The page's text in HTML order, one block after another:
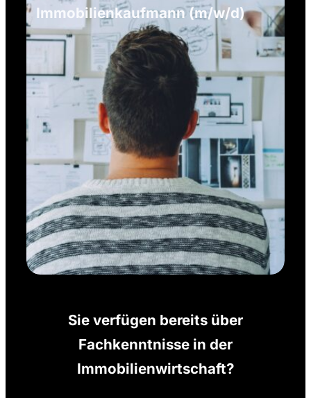
Immobilienkaufmann (m/w/d)
Sie verfügen bereits über
Fachkenntnisse in der
Immobilienwirtschaft?